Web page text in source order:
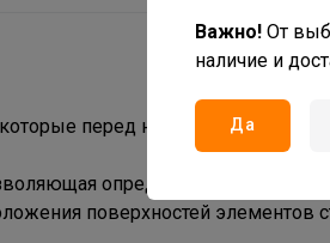
перед началом работы
определить точность
поверхностей элементов
Важно! От
наличие и
Да